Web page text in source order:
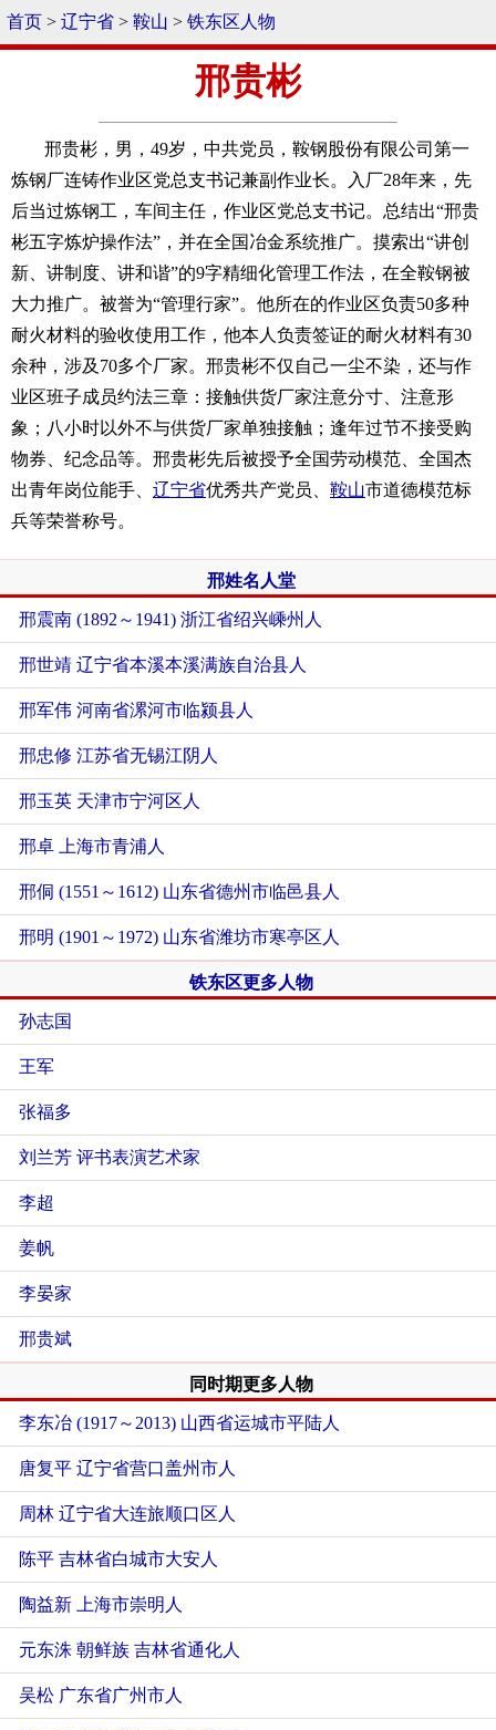
首页 > 辽宁省 > 鞍山 > 铁东区人物
邢贵彬
邢贵彬，男，49岁，中共党员，鞍钢股份有限公司第一
炼钢厂连铸作业区党总支书记兼副作业长。入厂28年来，先
后当过炼钢工，车间主任，作业区党总支书记。总结出“邢贵
彬五字炼炉操作法”，并在全国冶金系统推广。摸索出“讲创
新、讲制度、讲和谐”的9字精细化管理工作法，在全鞍钢被
大力推广。被誉为“管理行家”。他所在的作业区负责50多种
耐火材料的验收使用工作，他本人负责签证的耐火材料有30
余种，涉及70多个厂家。邢贵彬不仅自己一尘不染，还与作
业区班子成员约法三章：接触供货厂家注意分寸、注意形
象；八小时以外不与供货厂家单独接触；逢年过节不接受购
物券、纪念品等。邢贵彬先后被授予全国劳动模范、全国杰
出青年岗位能手、 辽宁省优秀共产党员、 鞍山市道德模范标
兵等荣誉称号。
邢姓名人堂
邢震南 (1892～1941) 浙江省绍兴嵊州人
邢世靖 辽宁省本溪本溪满族自治县人
邢军伟 河南省漯河市临颍县人
邢忠修 江苏省无锡江阴人
邢玉英 天津市宁河区人
邢卓 上海市青浦人
邢侗 (1551～1612) 山东省德州市临邑县人
邢明 (1901～1972) 山东省潍坊市寒亭区人
铁东区更多人物
孙志国
王军
张福多
刘兰芳 评书表演艺术家
李超
姜帆
李晏家
邢贵斌
同时期更多人物
李东冶 (1917～2013) 山西省运城市平陆人
唐复平 辽宁省营口盖州市人
周林 辽宁省大连旅顺口区人
陈平 吉林省白城市大安人
陶益新 上海市崇明人
元东洙 朝鲜族 吉林省通化人
吴松 广东省广州市人